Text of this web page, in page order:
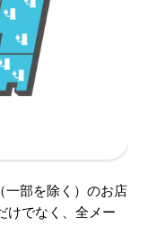
一部を除く）のお店
けでなく、全メー